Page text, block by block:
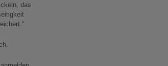
das